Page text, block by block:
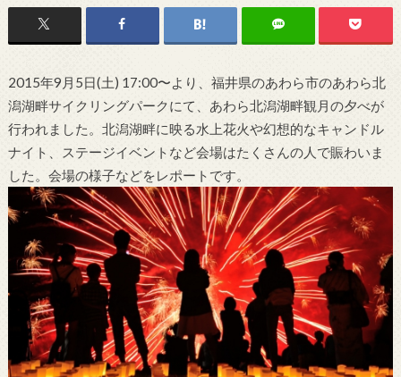
2015年9月5日(土) 17:00〜より、福井県のあわら市のあわら北
潟湖畔サイクリングパークにて、あわら北潟湖畔観月の夕べが
行われました。北潟湖畔に映る水上花火や幻想的なキャンドル
ナイト、ステージイベントなど会場はたくさんの人で賑わいま
した。会場の様子などをレポートです。